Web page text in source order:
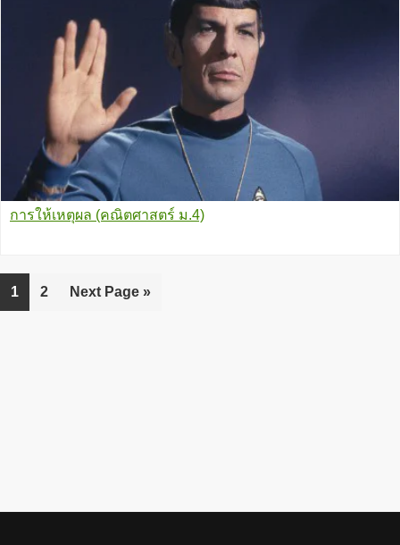
การให้เหตุผล (คณิตศาสตร์ ม.4)
Go
to
1
Go
2
Go
Next Page »